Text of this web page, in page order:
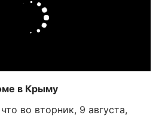
в Крыму
во вторник, 9 августа,